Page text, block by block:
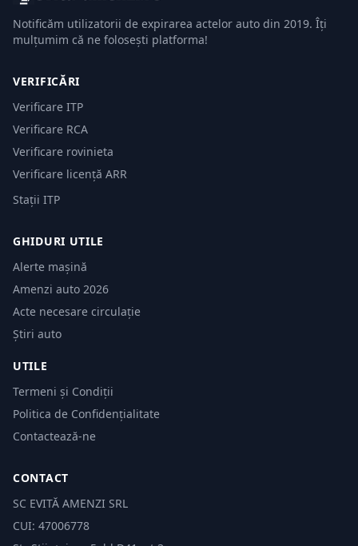
Notificăm utilizatorii de expirarea actelor auto din 2019. Îți
mulțumim că ne folosești platforma!
VERIFICĂRI
Verificare ITP
Verificare RCA
Verificare rovinieta
Verificare licență ARR
Stații ITP
GHIDURI UTILE
Alerte mașină
Amenzi auto 2026
Acte necesare circulație
Știri auto
UTILE
Termeni și Condiții
Politica de Confidențialitate
Contactează-ne
CONTACT
SC EVITĂ AMENZI SRL
CUI: 47006778